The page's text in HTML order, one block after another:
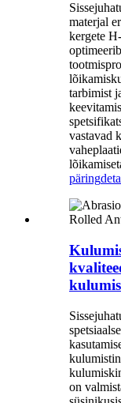
materjal
kergete
tarbimist
vastavad
päring
on